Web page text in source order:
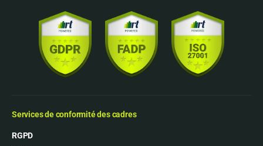
Services de conformité des cadres
RGPD